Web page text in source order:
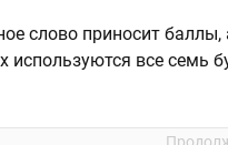
слово приносит
используются все семь